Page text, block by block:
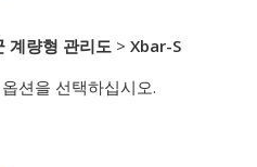
계량형 관리도 > Xbar-S
션을 선택하십시오.